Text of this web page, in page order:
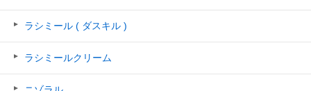
ラシミール ( ダスキル )
ラシミールクリーム